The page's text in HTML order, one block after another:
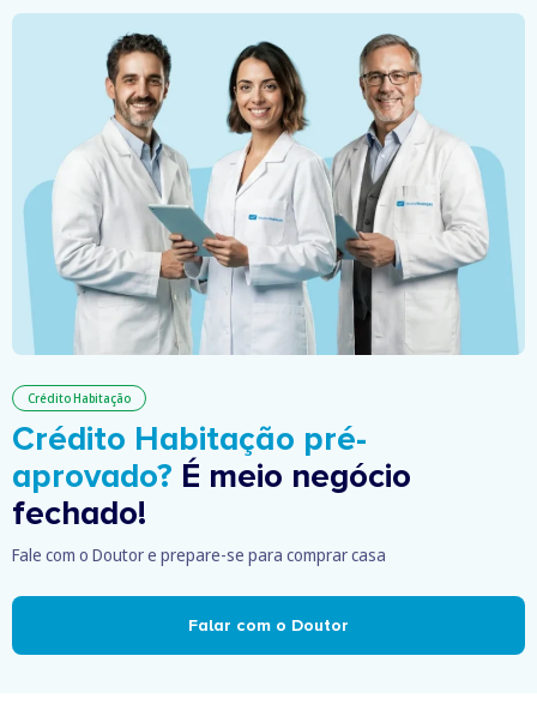
Crédito Habitação
Crédito Habitação pré-
aprovado? É meio negócio
fechado!
Fale com o Doutor e prepare-se para comprar casa
Falar com o Doutor